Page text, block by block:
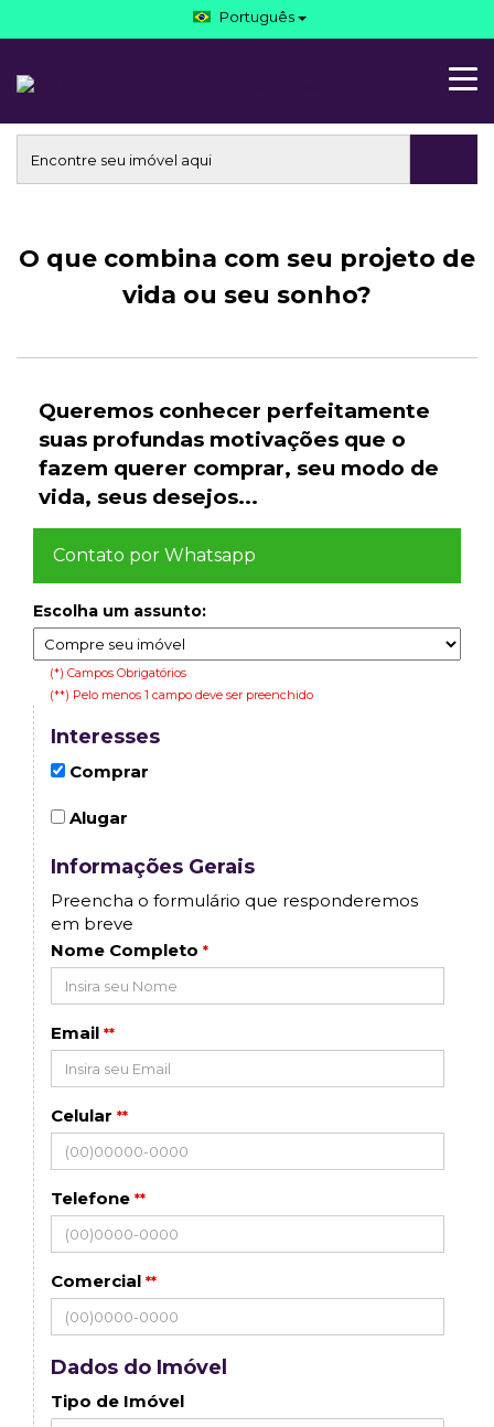
Português
O que combina com seu projeto de
vida ou seu sonho?
Queremos conhecer perfeitamente
suas profundas motivações que o
fazem querer comprar, seu modo de
vida, seus desejos...
Contato por Whatsapp
Escolha um assunto:
(*) Campos Obrigatórios
(**) Pelo menos 1 campo deve ser preenchido
Interesses
Comprar
Alugar
Informações Gerais
Preencha o formulário que responderemos
em breve
Nome Completo *
Email **
Celular **
Telefone **
Comercial **
Dados do Imóvel
Tipo de Imóvel